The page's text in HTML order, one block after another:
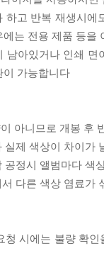
하고 반복 재생시
는 전용 제품 등
남아있거나 인쇄
이 가능합니다
아니므로 개봉 후
실제 색상이 차이가
공정시 앨범마다 색
다른 색상 염료가
청 시에는 불량 확